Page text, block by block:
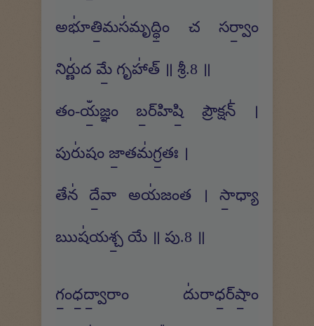
అభూ॑తి॒మస॑మృద్ధిం॒ చ సర్వాం॒
నిర్ణు॑ద మే॒ గృహా॑త్ ॥ శ్రీ.8 ॥
తం-యఀ॒జ్ఞం బ॒ర్​హిషి॒ ప్రౌక్షన్॑ ।
పురు॑షం జా॒తమ॑గ్ర॒తః ।
తేన॑ దే॒వా అయ॑జంత । సా॒ధ్యా
ఋష॑యశ్చ॒ యే ॥ పు.8 ॥
గం॒ధ॒ద్వా॒రాం దు॑రాధ॒ర్​షాం॒